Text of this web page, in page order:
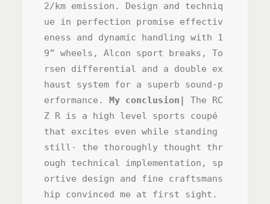
2/km emission. Design and techniq
ue in perfection promise effectiv
eness and dynamic handling with 1
9” wheels, Alcon sport breaks, To
rsen differential and a double ex
haust system for a superb sound-p
erformance.
My conclusion|
The RC
Z R is a high level sports coupé
that excites even while standing
still- the thoroughly thought thr
ough technical implementation, sp
ortive design and fine craftsmans
hip convinced me at first sight.